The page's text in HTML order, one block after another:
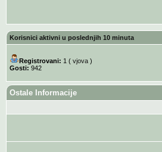
Korisnici aktivni u poslednjih 10 minuta
Registrovani: 1 ( vjova)
Gosti: 942
Ostale Informacije